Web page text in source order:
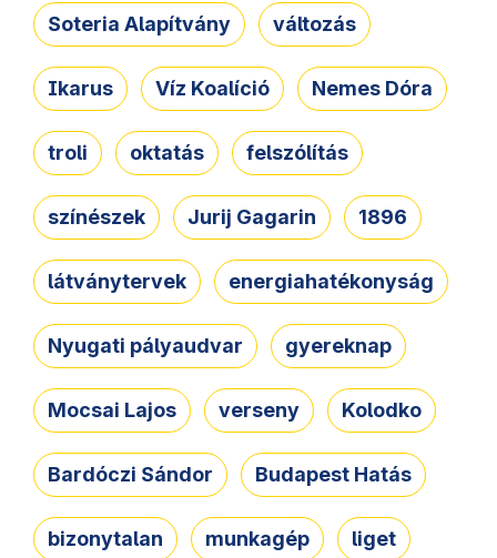
Soteria Alapítvány változás
Ikarus Víz Koalíció Nemes Dóra
troli oktatás felszólítás
színészek Jurij Gagarin 1896
látványtervek energiahatékonyság
Nyugati pályaudvar gyereknap
Mocsai Lajos verseny Kolodko
Bardóczi Sándor Budapest Hatás
bizonytalan munkagép liget